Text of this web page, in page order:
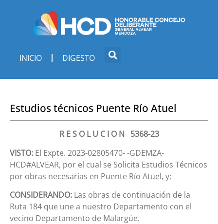
INICIO DIGESTO
Estudios técnicos Puente Río Atuel
R E S O L U C I O N 5368-23
VISTO: El Expte. 2023-02805470- -GDEMZA-
HCD#ALVEAR, por el cual se Solicita Estudios Técnicos
por obras necesarias en Puente Río Atuel, y;
CONSIDERANDO: Las obras de continuación de la
Ruta 184 que une a nuestro Departamento con el
vecino Departamento de Malargüe.